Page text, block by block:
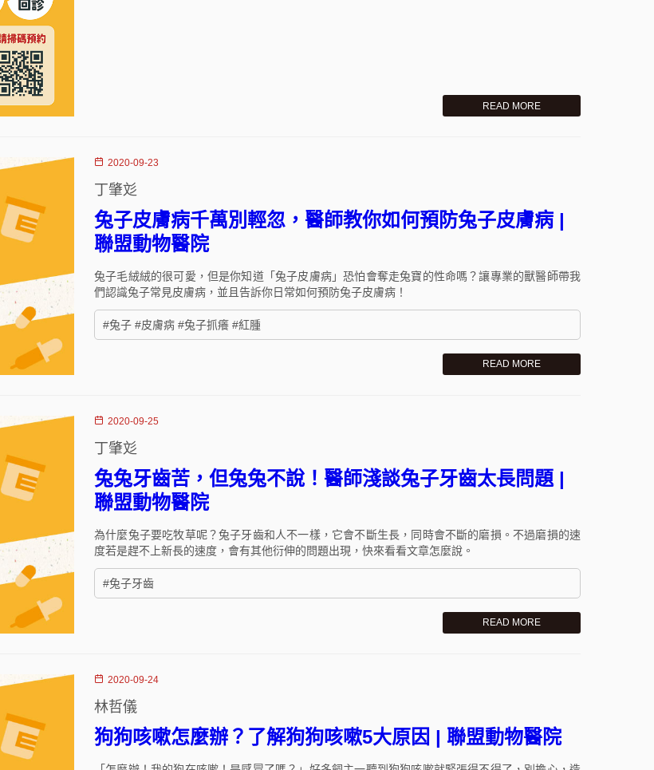
READ MORE
2020-09-23
丁肇彣
兔子皮膚病千萬別輕忽，醫師教你如何預防兔子皮膚病 |
聯盟動物醫院
兔子毛絨絨的很可愛，但是你知道「兔子皮膚病」恐怕會奪走兔寶的性命嗎？讓專業的獸醫師帶我
們認識兔子常見皮膚病，並且告訴你日常如何預防兔子皮膚病！
#兔子 #皮膚病 #兔子抓癢 #紅腫
READ MORE
2020-09-25
丁肇彣
兔兔牙齒苦，但兔兔不說！醫師淺談兔子牙齒太長問題 |
聯盟動物醫院
為什麼兔子要吃牧草呢？兔子牙齒和人不一樣，它會不斷生長，同時會不斷的磨損。不過磨損的速
度若是趕不上新長的速度，會有其他衍伸的問題出現，快來看看文章怎麼說。
#兔子牙齒
READ MORE
2020-09-24
林哲儀
狗狗咳嗽怎麼辦？了解狗狗咳嗽5大原因 | 聯盟動物醫院